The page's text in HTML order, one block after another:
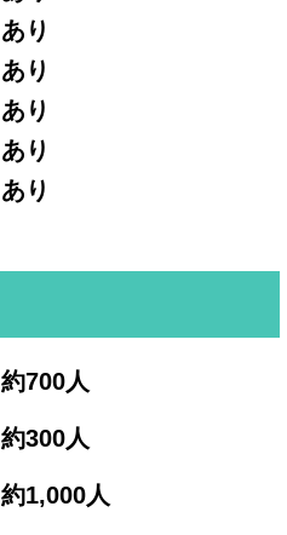
あり
あり
あり
あり
あり
約700人
約300人
約1,000人